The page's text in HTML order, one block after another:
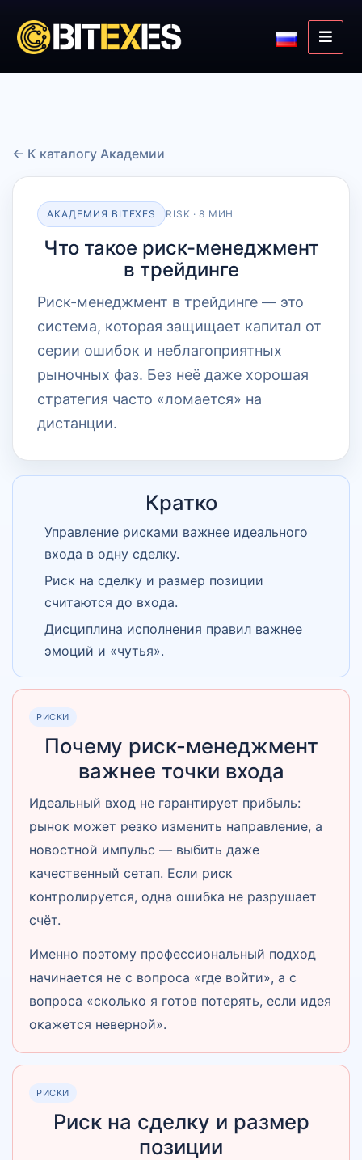
← К каталогу Академии
АКАДЕМИЯ BITEXES RISK · 8 МИН
Что такое риск-менеджмент
в трейдинге
Риск-менеджмент в трейдинге — это
система, которая защищает капитал от
серии ошибок и неблагоприятных
рыночных фаз. Без неё даже хорошая
стратегия часто «ломается» на
дистанции.
Кратко
Управление рисками важнее идеального
входа в одну сделку.
Риск на сделку и размер позиции
считаются до входа.
Дисциплина исполнения правил важнее
эмоций и «чутья».
РИСКИ
Почему риск-менеджмент
важнее точки входа
Идеальный вход не гарантирует прибыль:
рынок может резко изменить направление, а
новостной импульс — выбить даже
качественный сетап. Если риск
контролируется, одна ошибка не разрушает
счёт.
Именно поэтому профессиональный подход
начинается не с вопроса «где войти», а с
вопроса «сколько я готов потерять, если идея
окажется неверной».
РИСКИ
Риск на сделку и размер
позиции